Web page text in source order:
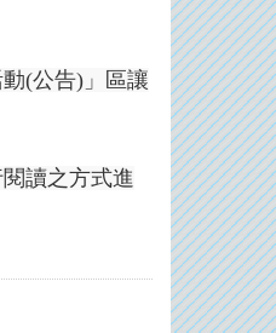
(公告)」區讓
讀之方式進